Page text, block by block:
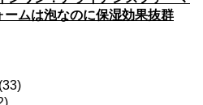
ムは泡なのに保湿効果抜群
(33)